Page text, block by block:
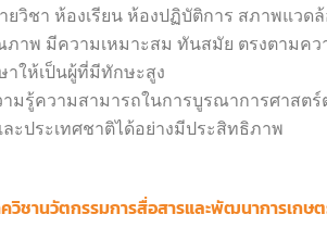
วิชา ห้องเรียน ห้องปฏิบัติการ สภาพแวด
พ มีความเหมาะสม ทันสมัย ตรงตามค
ให้เป็นผู้ที่มีทักษะสูง
มรู้ความสามารถในการบูรณาการศาสตร์
ประเทศชาติได้อย่างมีประสิทธิภาพ
วิชานวัตกรรมการสื่อสารและพัฒนาการเกษ